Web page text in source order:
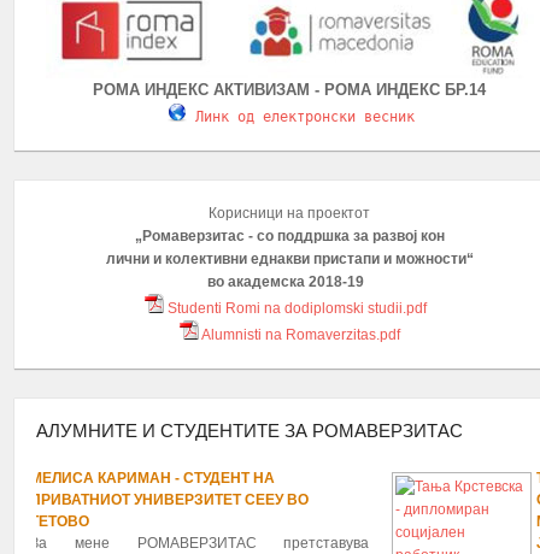
ПОВИК ЗА ПРИЈАВУВАЊЕ НА УЧЕСНИЦИ НА
Во рамките на проектот: „Зголемување на
ПОВЕЌЕ...
РОМА ИНДЕКС АКТИВИЗАМ - РОМА ИНДЕКС БР.14
Линк од електронски весник
Корисници на проектот
„Ромаверзитас - со поддршка за развој кон
лични и колективни еднакви пристапи и можности“
во академска 2018-19
Studenti Romi na dodiplomski studii.pdf
Alumnisti na Romaverzitas.pdf
АЛУМНИТЕ И СТУДЕНТИТЕ ЗА РОМАВЕРЗИТАС
1 2 3 4 5 6 7 8 9 1011 18192021 2223242526
НА
СЕЕУ ВО
претставува
ТАЊА КРСТЕВСКА -
СОЦИЈАЛЕН РАБОТНИК,
МЕНАЏМЕНТ НА ЧОВЕЧКИ
ЈАВНА АДНИСТРАЦИЈА,